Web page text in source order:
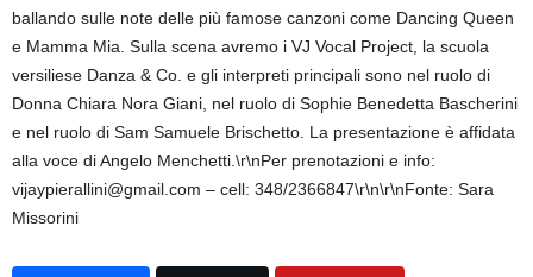
ballando sulle note delle più famose canzoni come Dancing Queen
e Mamma Mia. Sulla scena avremo i VJ Vocal Project, la scuola
versiliese Danza & Co. e gli interpreti principali sono nel ruolo di
Donna Chiara Nora Giani, nel ruolo di Sophie Benedetta Bascherini
e nel ruolo di Sam Samuele Brischetto. La presentazione è affidata
alla voce di Angelo Menchetti.\r\nPer prenotazioni e info:
vijaypierallini@gmail.com – cell: 348/2366847\r\n\r\nFonte: Sara
Missorini